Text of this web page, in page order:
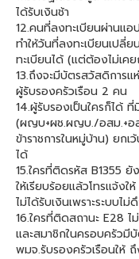
ได้รับเงินช้า
12.คนที่ลงทะเบียนผ่านแ
ทำให้วันที่ลงทะเบียนเปลี่
ทะเบียนได้ (แต่ต้องไม่เค
13.ถึงจะมีบัตรสวัสดิการ
ผู้รับรองครัวเรือน 2 คน
14.ผู้รับรองเป็นใครก็ได้ ที่
(ผญบ+ผช.ผญบ./อสม.+
ข้าราชการในหมู่บ้าน) ยก
ได้
15.ใครที่ติดรหัส B1355
ให้เรียบร้อยแล้วโทรเเจ้ง
ไม่ได้รับเงินเพราะระบบไ
16.ใครที่ติดสถานะ E28
และสมาชิกในครอบครัวมี
พมจ.รับรองครัวเรือนให้ ถึ